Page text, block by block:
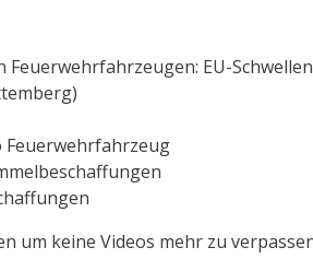
Feuerwehrfahrzeugen: EU-
Feuerwehrfahrzeug
um keine Videos mehr zu